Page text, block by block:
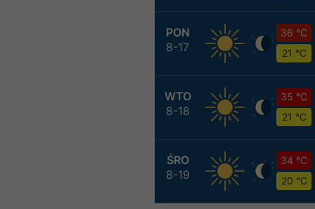
PON
8-17
36 °C
21 °C
WTO
8-18
35 °C
21 °C
ŚRO
8-19
34 °C
20 °C